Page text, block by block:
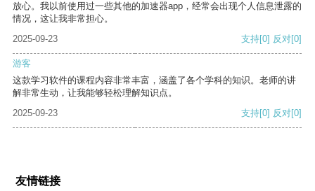
放心。我以前使用过一些其他的加速器app，经常会出现个人信息泄露的
情况，这让我非常担心。
2025-09-23
支持[0] 反对[0]
游客
这款学习软件的课程内容非常丰富，涵盖了各个学科的知识。老师的讲
解非常生动，让我能够轻松理解知识点。
2025-09-23
支持[0] 反对[0]
友情链接